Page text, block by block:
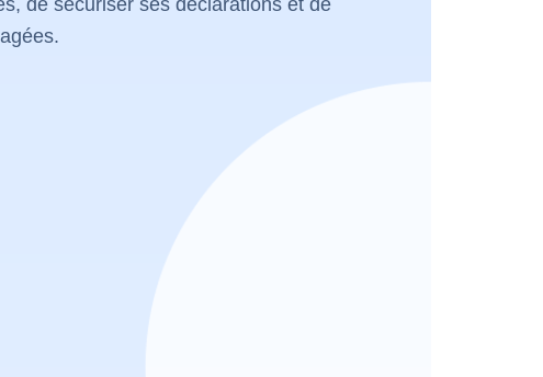
de sécuriser ses déclarations et de